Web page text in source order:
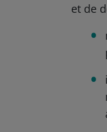
et de